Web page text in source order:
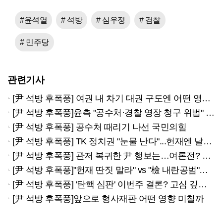
#윤석열 # 석방 # 심우정 # 검찰
# 민주당
관련기사
[尹 석방 후폭풍] 여권 내 차기 대권 구도엔 어떤 영향 미칠까
[尹 석방 후폭풍]윤측 "공수처·경찰 영장 청구 위법" vs 공수처 "적법 절차"
[尹 석방 후폭풍] 공수처 때리기 나선 국민의힘
[尹 석방 후폭풍] TK 정치권 "눈물 난다"...헌재엔 날선 비판
[尹 석방 후폭풍] 관저 복귀한 尹 행보는…여론전? 외부활동 자제?
[尹 석방 후폭풍]"헌재 딴짓 말라" vs "檢 내란공범"…尹석방에 다시 나눠진 서울 도심
[尹 석방 후폭풍] '탄핵 심판' 이번주 결론? 고심 깊어지는 헌재
[尹 석방 후폭풍]앞으로 형사재판 어떤 영향 미칠까